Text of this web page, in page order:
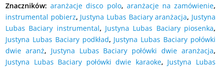
Znaczników:aranżacje disco polo, aranżacje na zamówienie,
instrumental pobierz, Justyna Lubas Baciary aranżacja, Justyna
Lubas Baciary instrumental, Justyna Lubas Baciary piosenka,
Justyna Lubas Baciary podkład, Justyna Lubas Baciary połówki
dwie aranż, Justyna Lubas Baciary połówki dwie aranżacja,
Justyna Lubas Baciary połówki dwie karaoke, Justyna Lubas